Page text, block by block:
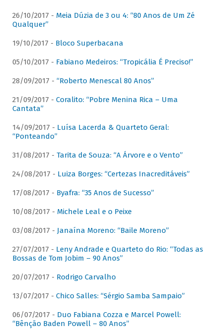
26/10/2017 - Meia Dúzia de 3 ou 4: “80 Anos de Um Zé
Qualquer”
19/10/2017 - Bloco Superbacana
05/10/2017 - Fabiano Medeiros: “Tropicália É Preciso!”
28/09/2017 - “Roberto Menescal 80 Anos”
21/09/2017 - Coralito: “Pobre Menina Rica – Uma
Cantata”
14/09/2017 - Luísa Lacerda & Quarteto Geral:
“Ponteando”
31/08/2017 - Tarita de Souza: “A Árvore e o Vento”
24/08/2017 - Luiza Borges: “Certezas Inacreditáveis”
17/08/2017 - Byafra: “35 Anos de Sucesso”
10/08/2017 - Michele Leal e o Peixe
03/08/2017 - Janaína Moreno: “Baile Moreno”
27/07/2017 - Leny Andrade e Quarteto do Rio: “Todas as
Bossas de Tom Jobim – 90 Anos”
20/07/2017 - Rodrigo Carvalho
13/07/2017 - Chico Salles: “Sérgio Samba Sampaio”
06/07/2017 - Duo Fabiana Cozza e Marcel Powell:
“Bênção Baden Powell – 80 Anos”